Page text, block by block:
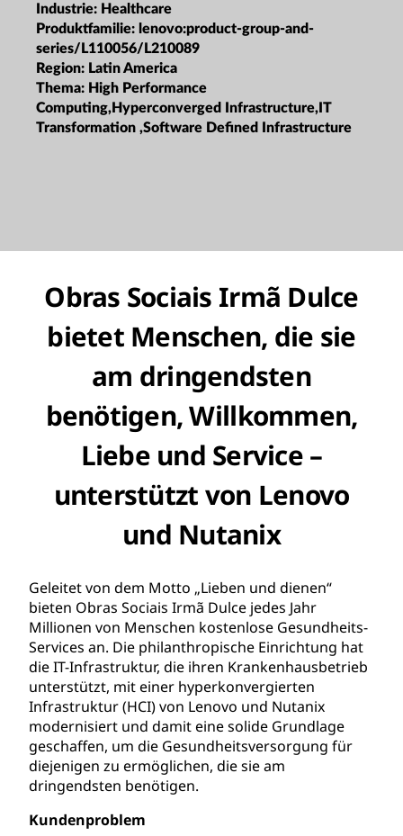
Industrie: Healthcare
Produktfamilie: lenovo:product-group-and-
series/L110056/L210089
Region: Latin America
Thema: High Performance
Computing,Hyperconverged Infrastructure,IT
Transformation ,Software Defined Infrastructure
Obras Sociais Irmã Dulce
bietet Menschen, die sie
am dringendsten
benötigen, Willkommen,
Liebe und Service –
unterstützt von Lenovo
und Nutanix
Geleitet von dem Motto „Lieben und dienen“
bieten Obras Sociais Irmã Dulce jedes Jahr
Millionen von Menschen kostenlose Gesundheits-
Services an. Die philanthropische Einrichtung hat
die IT-Infrastruktur, die ihren Krankenhausbetrieb
unterstützt, mit einer hyperkonvergierten
Infrastruktur (HCI) von Lenovo und Nutanix
modernisiert und damit eine solide Grundlage
geschaffen, um die Gesundheitsversorgung für
diejenigen zu ermöglichen, die sie am
dringendsten benötigen.
Kundenproblem